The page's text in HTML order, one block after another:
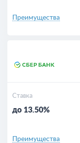
Преимущества
Ставка
до 13.50%
Преимущества